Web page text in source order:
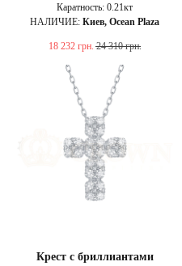
Каратность: 0.21кт
НАЛИЧИЕ: Киев, Ocean Plaza
18 232 грн. 24 310 грн.
Крест с бриллиантами